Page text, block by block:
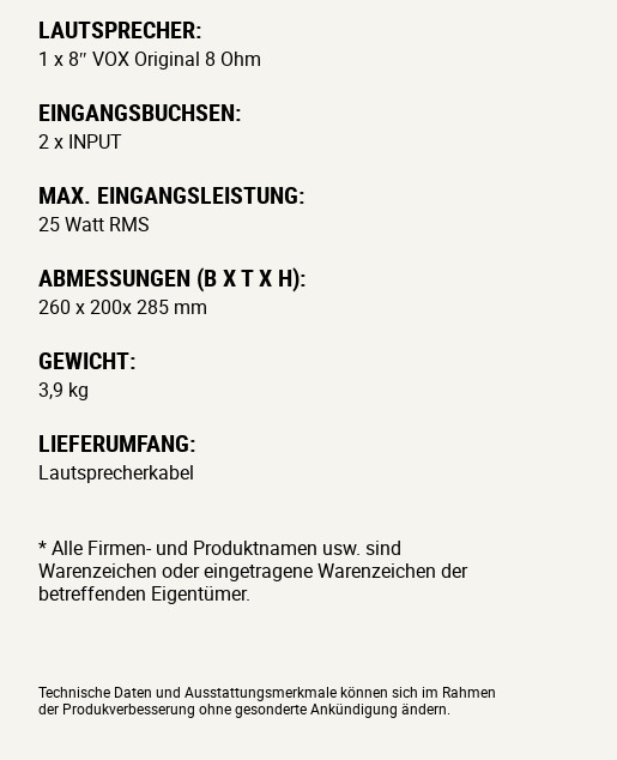
LAUTSPRECHER:
1 x 8″ VOX Original 8 Ohm
EINGANGSBUCHSEN:
2 x INPUT
MAX. EINGANGSLEISTUNG:
25 Watt RMS
ABMESSUNGEN (B X T X H):
260 x 200x 285 mm
GEWICHT:
3,9 kg
LIEFERUMFANG:
Lautsprecherkabel
* Alle Firmen- und Produktnamen usw. sind
Warenzeichen oder eingetragene Warenzeichen der
betreffenden Eigentümer.
Technische Daten und Ausstattungsmerkmale können sich im Rahmen
der Produkverbesserung ohne gesonderte Ankündigung ändern.